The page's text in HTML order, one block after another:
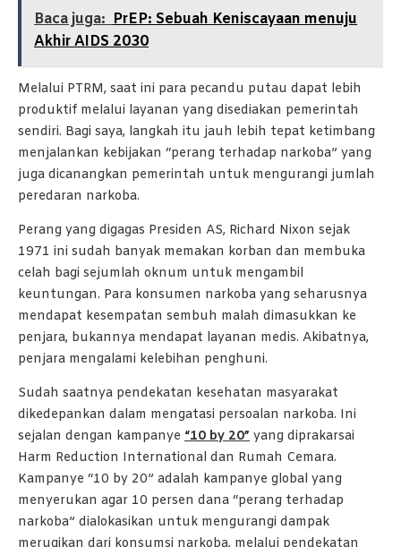
Baca juga: PrEP: Sebuah Keniscayaan menuju
Akhir AIDS 2030
Melalui PTRM, saat ini para pecandu putau dapat lebih
produktif melalui layanan yang disediakan pemerintah
sendiri. Bagi saya, langkah itu jauh lebih tepat ketimbang
menjalankan kebijakan “perang terhadap narkoba” yang
juga dicanangkan pemerintah untuk mengurangi jumlah
peredaran narkoba.
Perang yang digagas Presiden AS, Richard Nixon sejak
1971 ini sudah banyak memakan korban dan membuka
celah bagi sejumlah oknum untuk mengambil
keuntungan. Para konsumen narkoba yang seharusnya
mendapat kesempatan sembuh malah dimasukkan ke
penjara, bukannya mendapat layanan medis. Akibatnya,
penjara mengalami kelebihan penghuni.
Sudah saatnya pendekatan kesehatan masyarakat
dikedepankan dalam mengatasi persoalan narkoba. Ini
sejalan dengan kampanye “10 by 20” yang diprakarsai
Harm Reduction International dan Rumah Cemara.
Kampanye “10 by 20” adalah kampanye global yang
menyerukan agar 10 persen dana “perang terhadap
narkoba” dialokasikan untuk mengurangi dampak